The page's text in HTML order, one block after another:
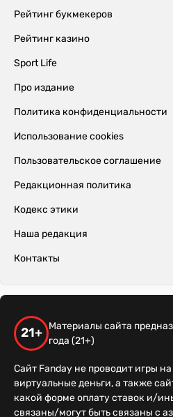
Рейтинг букмекеров
Рейтинг казино
Sport Life
Про издание
Политика конфиденциальности
Использование cookies
Пользовательское соглашение
Редакционная политика
Кодекс этики
Наша редакция
Контакты
21+
Материалы сайта
года (21+)
Сайт Fanday не проводит игры
виртуальные деньги, а также
какой форме оплату ставок и/
связаны/могут быть связаны с